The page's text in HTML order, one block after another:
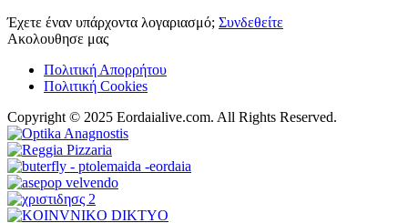
Έχετε έναν υπάρχοντα λογαριασμό; Συνδεθείτε
Ακολουθησε μας
Πολιτική Απορρήτου
Πολιτική Cookies
Copyright © 2025 Eordaialive.com. All Rights Reserved.